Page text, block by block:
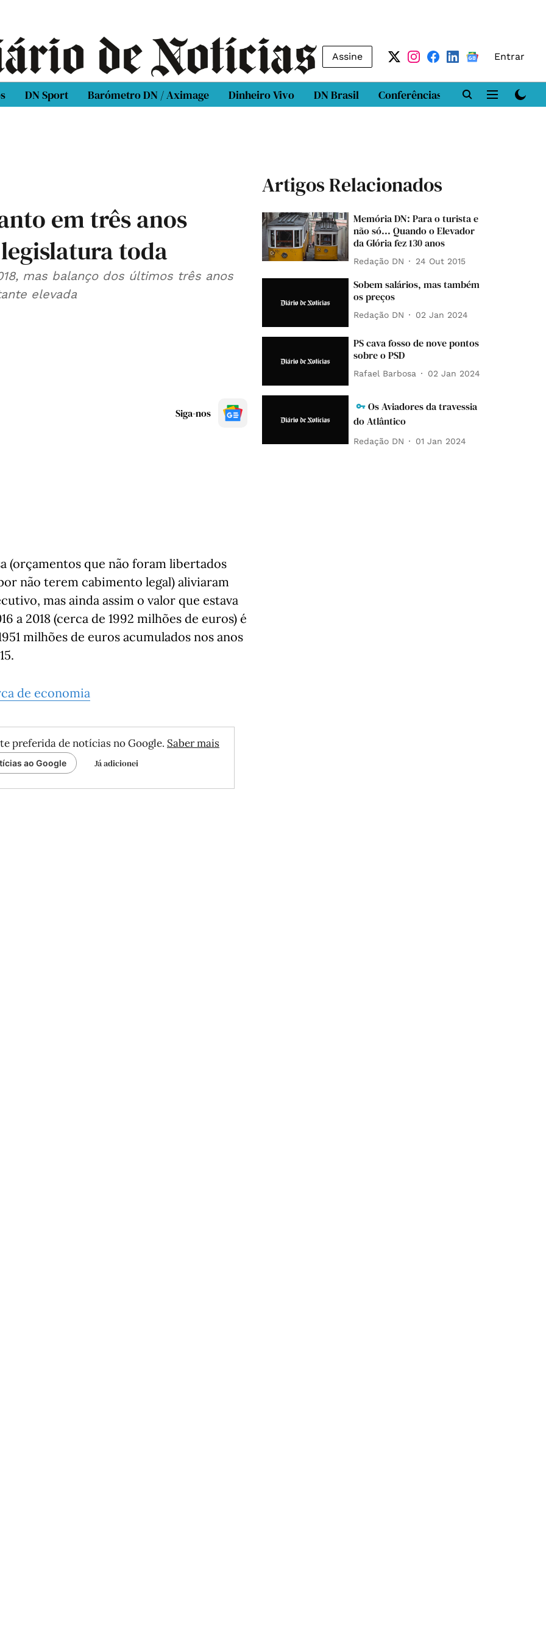
Assine Entrar
DN Sport Barómetro DN / Aximage Dinheiro Vivo DN Brasil Conferências DN LAB
em três anos
legislatura toda
mas balanço dos últimos três anos
elevada
Siga-nos
(orçamentos que não foram libertados
não terem cabimento legal) aliviaram
mas ainda assim o valor que estava
a 2018 (cerca de 1992 milhões de euros) é
milhões de euros acumulados nos anos
de economia
preferida de notícias no Google. Saber mais
ao Google Já adicionei
Artigos Relacionados
Memória DN: Para o turista e
não só... Quando o Elevador
da Glória fez 130 anos
Redação DN 24 Out 2015
Sobem salários, mas também
os preços
Redação DN 02 Jan 2024
PS cava fosso de nove pontos
sobre o PSD
Rafael Barbosa 02 Jan 2024
Os Aviadores da travessia
do Atlântico
Redação DN 01 Jan 2024